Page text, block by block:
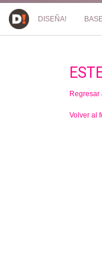
DISEÑA!
Regresar
Volver al